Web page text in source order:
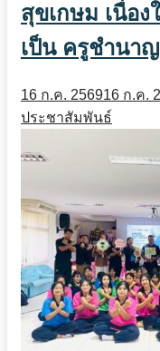
สุขเกษม เนื่อง
เป็น ครูชำนา
16 ก.ค. 256916 ก.ค.
ประชาสัมพันธ์